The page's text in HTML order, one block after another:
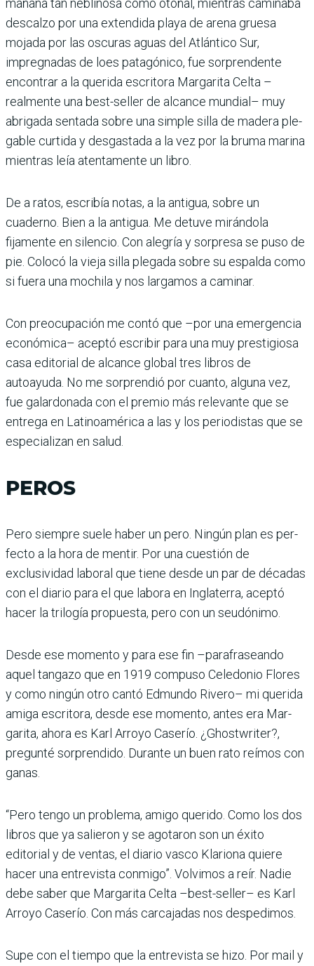
mañana tan neblinosa como otoñal, mientras caminaba
descalzo por una extendida playa de arena gruesa
mojada por las oscuras aguas del Atlántico Sur,
impregnadas de loes patagónico, fue sorpren­dente
encontrar a la querida escritora Margarita Celta –
realmente una best-seller de alcance mundial– muy
abrigada sentada sobre una simple silla de madera ple­
gable curtida y desgastada a la vez por la bruma marina
mientras leía atentamente un libro.
De a ratos, escribía notas, a la antigua, sobre un
cuaderno. Bien a la antigua. Me detuve mirándola
fijamente en silen­cio. Con alegría y sorpresa se puso de
pie. Colocó la vieja silla plegada sobre su espalda como
si fuera una mochila y nos largamos a caminar.
Con preocupación me contó que –por una emergencia
econó­mica– aceptó escribir para una muy prestigiosa
casa editorial de alcance global tres libros de
autoayuda. No me sorprendió por cuanto, alguna vez,
fue galar­donada con el premio más relevante que se
entrega en Lati­noa­mérica a las y los periodistas que se
especializan en salud.
PEROS
Pero siempre suele haber un pero. Ningún plan es per­
fecto a la hora de mentir. Por una cuestión de
exclusividad laboral que tiene desde un par de décadas
con el diario para el que labora en Ingla­terra, aceptó
hacer la trilogía propuesta, pero con un seu­dónimo.
Desde ese momento y para ese fin –parafraseando
aquel tangazo que en 1919 compuso Celedonio Flores
y como ningún otro cantó Edmundo Rivero– mi que­rida
amiga escritora, desde ese momento, antes era Mar­
garita, ahora es Karl Arroyo Caserío. ¿Ghostwriter?,
pregunté sorprendido. Durante un buen rato reímos con
ganas.
“Pero tengo un problema, amigo querido. Como los dos
libros que ya salieron y se ago­taron son un éxito
editorial y de ventas, el diario vasco Kla­riona quiere
hacer una entre­vista conmigo”. Volvimos a reír. Nadie
debe saber que Margarita Celta –best-se­ller– es Karl
Arroyo Case­río. Con más carcajadas nos despedimos.
Supe con el tiempo que la entrevista se hizo. Por mail y